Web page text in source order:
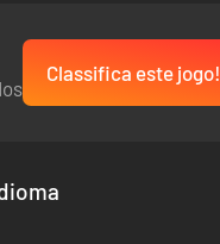
Classifica este jogo!